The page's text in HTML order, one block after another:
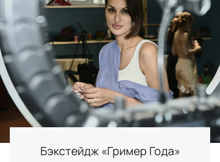
Бэкстейдж «Гример Года»